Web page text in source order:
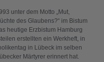
unter dem Motto „Mut,
des Glaubens?“ im Bistum
heutige Erzbistum Hamburg
erstellten ein Werkheft, in
in Lübeck im selben
Märtyrer erinnert hat.